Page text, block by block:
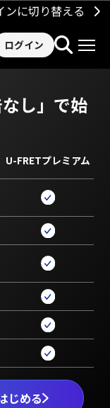
ンに切り替える
ログイン
なし」で始
じめる
U-FRETプレミアム